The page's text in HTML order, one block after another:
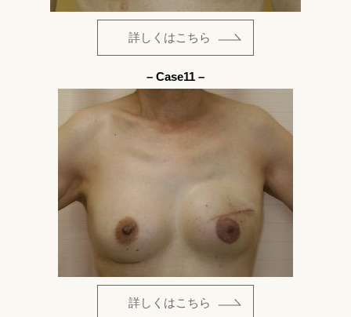
詳しくはこちら
– Case11 –
詳しくはこちら